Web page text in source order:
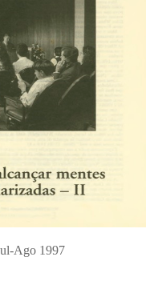
Ago 1997